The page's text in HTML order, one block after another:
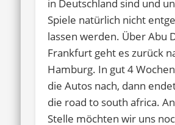
in Deutschland sind und
Spiele natürlich nicht
lassen werden. Über Abu
Frankfurt geht es zurück
Hamburg. In gut 4
die Autos nach, dann
die road to south africa.
Stelle möchten wir uns